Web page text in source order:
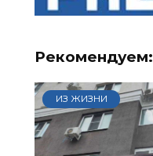
Рекомендуем:
ИЗ ЖИЗНИ